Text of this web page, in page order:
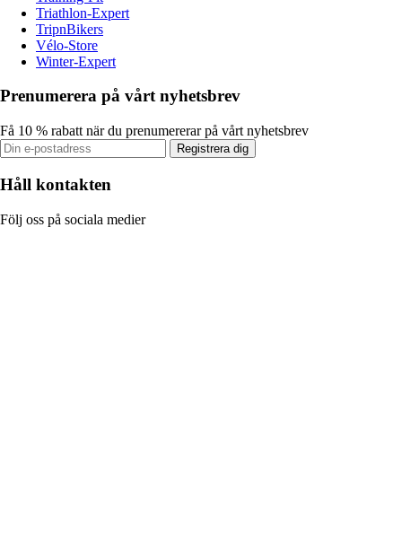
Triathlon-Expert
TripnBikers
Vélo-Store
Winter-Expert
Prenumerera på vårt nyhetsbrev
Få 10 % rabatt när du prenumererar på vårt nyhetsbrev
Registrera dig
Håll kontakten
Följ oss på sociala medier